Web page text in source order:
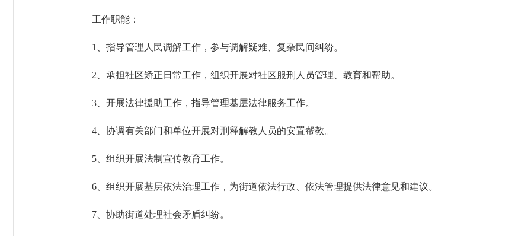
工作职能：
1、指导管理人民调解工作，参与调解疑难、复杂民间纠纷。
2、承担社区矫正日常工作，组织开展对社区服刑人员管理、教育和帮助。
3、开展法律援助工作，指导管理基层法律服务工作。
4、协调有关部门和单位开展对刑释解教人员的安置帮教。
5、组织开展法制宣传教育工作。
6、组织开展基层依法治理工作，为街道依法行政、依法管理提供法律意见和建议。
7、协助街道处理社会矛盾纠纷。